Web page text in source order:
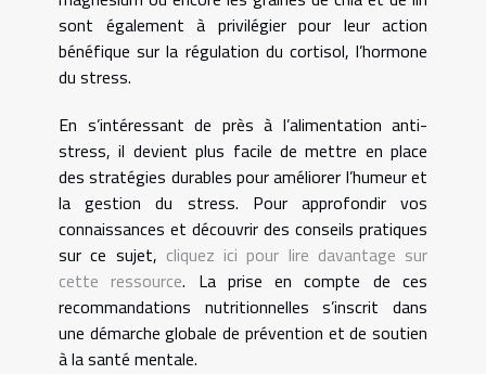
sont également à privilégier pour leur action
bénéfique sur la régulation du cortisol, l’hormone
du stress.
En s’intéressant de près à l’alimentation anti-
stress, il devient plus facile de mettre en place
des stratégies durables pour améliorer l’humeur et
la gestion du stress. Pour approfondir vos
connaissances et découvrir des conseils pratiques
sur ce sujet, cliquez ici pour lire davantage sur
cette ressource. La prise en compte de ces
recommandations nutritionnelles s’inscrit dans
une démarche globale de prévention et de soutien
à la santé mentale.